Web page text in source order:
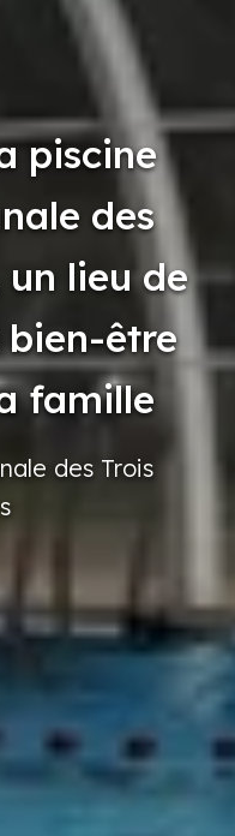
piscine
des
un lieu de
être
famille
des Trois